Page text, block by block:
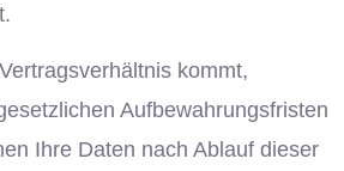
kommt,
Aufbewahrungsfristen
Ihre Daten nach Ablauf dieser